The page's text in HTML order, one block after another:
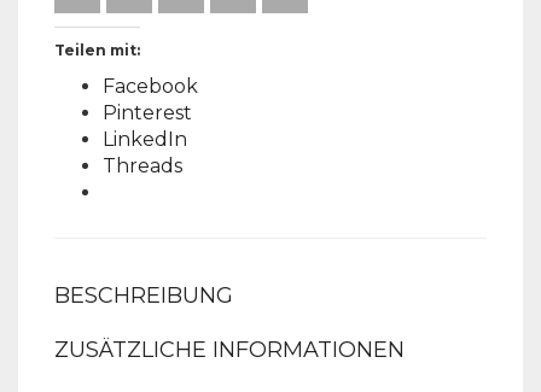
Teilen mit:
Facebook
Pinterest
LinkedIn
Threads
BESCHREIBUNG
ZUSÄTZLICHE INFORMATIONEN